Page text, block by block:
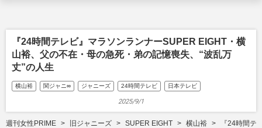
『24時間テレビ』マラソンランナーSUPER EIGHT・横
山裕、父の不在・母の急死・弟の記憶喪失、“波乱万
丈”の人生
横山裕 関ジャニ∞ ジャニーズ 24時間テレビ 日本テレビ
2025/9/1
週刊女性PRIME 旧ジャニーズ SUPER EIGHT 横山裕 『24時間テ